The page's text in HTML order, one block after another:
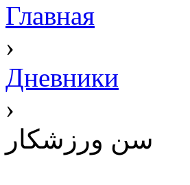
Главная
›
Дневники
›
سن ورزشکار